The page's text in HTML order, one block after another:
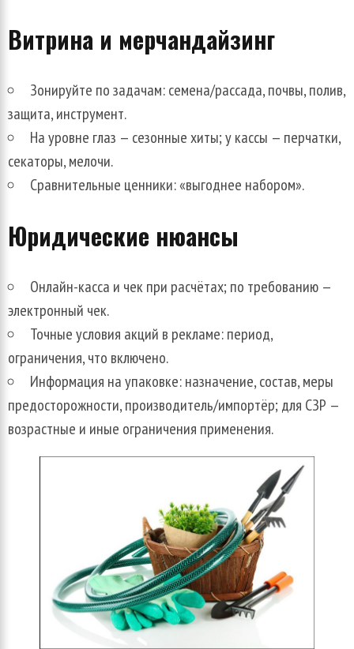
Витрина и мерчандайзинг
Зонируйте по задачам: семена/рассада, почвы, полив,
защита, инструмент.
На уровне глаз — сезонные хиты; у кассы — перчатки,
секаторы, мелочи.
Сравнительные ценники: «выгоднее набором».
Юридические нюансы
Онлайн-касса и чек при расчётах; по требованию —
электронный чек.
Точные условия акций в рекламе: период,
ограничения, что включено.
Информация на упаковке: назначение, состав, меры
предосторожности, производитель/импортёр; для СЗР —
возрастные и иные ограничения применения.